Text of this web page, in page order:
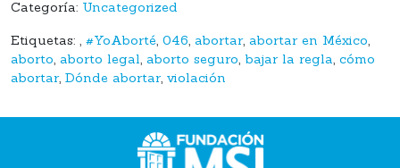
Categoría: Uncategorized
Etiquetas: , #YoAborté, 046, abortar, abortar en México,
aborto, aborto legal, aborto seguro, bajar la regla, cómo
abortar, Dónde abortar, violación